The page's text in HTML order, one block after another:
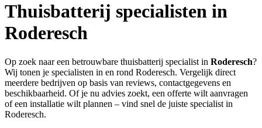
Thuisbatterij specialisten in
Roderesch
Op zoek naar een betrouwbare thuisbatterij specialist in Roderesch?
Wij tonen je specialisten in en rond Roderesch. Vergelijk direct
meerdere bedrijven op basis van reviews, contactgegevens en
beschikbaarheid. Of je nu advies zoekt, een offerte wilt aanvragen
of een installatie wilt plannen – vind snel de juiste specialist in
Roderesch.